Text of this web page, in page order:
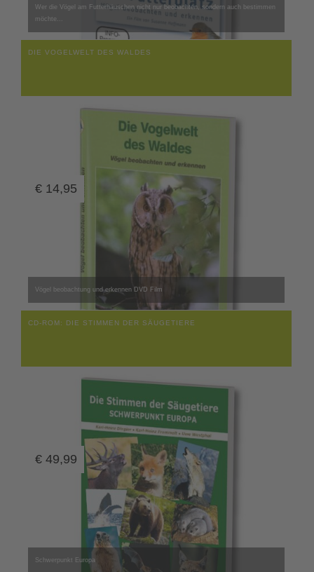
Wer die Vögel am Futterhäuschen nicht nur beobachten, sondern auch bestimmen
möchte...
DIE VOGELWELT DES WALDES
Vögel beobachtung und erkennen DVD Film
€ 14,95
CD-ROM: DIE STIMMEN DER SÄUGETIERE
Schwerpunkt Europa
€ 49,99